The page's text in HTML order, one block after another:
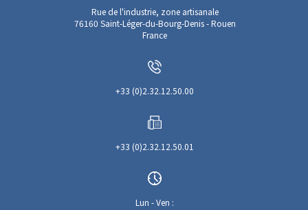
Rue de l'industrie, zone artisanale
76160 Saint-Léger-du-Bourg-Denis - Rouen
France
+33 (0)2.32.12.50.00
+33 (0)2.32.12.50.01
Lun - Ven :